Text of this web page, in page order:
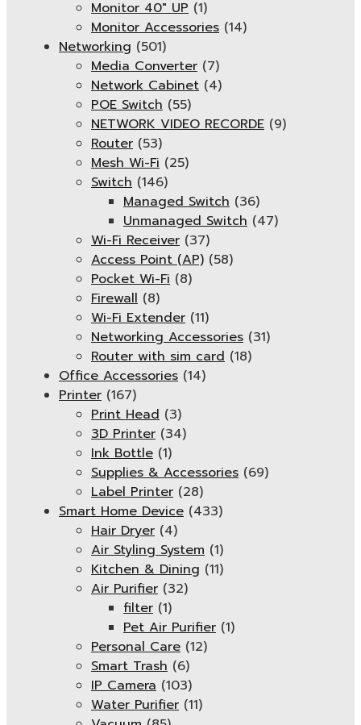
Monitor 40" UP (1)
Monitor Accessories (14)
Networking (501)
Media Converter (7)
Network Cabinet (4)
POE Switch (55)
NETWORK VIDEO RECORDE (9)
Router (53)
Mesh Wi-Fi (25)
Switch (146)
Managed Switch (36)
Unmanaged Switch (47)
Wi-Fi Receiver (37)
Access Point (AP) (58)
Pocket Wi-Fi (8)
Firewall (8)
Wi-Fi Extender (11)
Networking Accessories (31)
Router with sim card (18)
Office Accessories (14)
Printer (167)
Print Head (3)
3D Printer (34)
Ink Bottle (1)
Supplies & Accessories (69)
Label Printer (28)
Smart Home Device (433)
Hair Dryer (4)
Air Styling System (1)
Kitchen & Dining (11)
Air Purifier (32)
filter (1)
Pet Air Purifier (1)
Personal Care (12)
Smart Trash (6)
IP Camera (103)
Water Purifier (11)